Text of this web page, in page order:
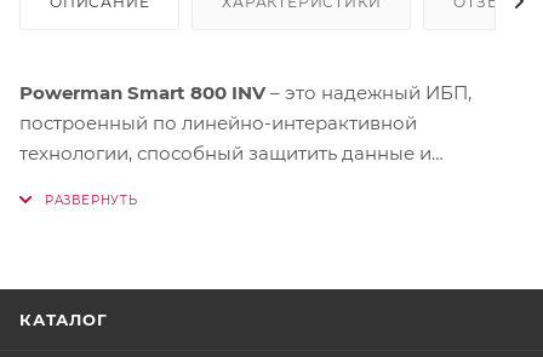
Powerman Smart 800 INV – это надежный ИБП,
построенный по линейно-интерактивной
технологии, способный защитить данные и
КАТАЛОГ